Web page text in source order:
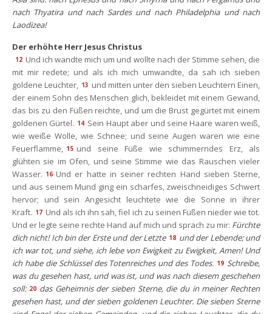
nach Thyatira und nach Sardes und nach Philadelphia und nach
Laodizea!
Der erhöhte Herr Jesus Christu
12 Und ich wandte mich um und wollte nach der Stimme sehen, die
mit mir redete; und als ich mich umwandte, da sah ich sieben
goldene Leuchter, 13 und mitten unter den sieben Leuchtern Einen,
der einem Sohn des Menschen glich, bekleidet mit einem Gewand,
das bis zu den Füßen reichte, und um die Brust gegürtet mit einem
goldenen Gürtel. 14 Sein Haupt aber und seine Haare waren weiß,
wie weiße Wolle, wie Schnee; und seine Augen waren wie eine
Feuerflamme, 15 und seine Füße wie schimmerndes Erz, als
glühten sie im Ofen, und seine Stimme wie das Rauschen vieler
Wasser. 16 Und er hatte in seiner rechten Hand sieben Sterne,
und aus seinem Mund ging ein scharfes, zweischneidiges Schwert
hervor; und sein Angesicht leuchtete wie die Sonne in ihrer
Kraft. 17 Und als ich ihn sah, fiel ich zu seinen Füßen nieder wie tot.
Und er legte seine rechte Hand auf mich und sprach zu mir: Fürchte
dich nicht! Ich bin der Erste und der Letzte 18 und der Lebende; und
ich war tot, und siehe, ich lebe von Ewigkeit zu Ewigkeit, Amen! Und
ich habe die Schlüssel des Totenreiches und des Todes. 19 Schreibe,
was du gesehen hast, und was ist, und was nach diesem geschehen
oll: 20 das Geheimnis der sieben Sterne, die du in meiner Rechten
gesehen hast, und der sieben goldenen Leuchter. Die sieben Sterne